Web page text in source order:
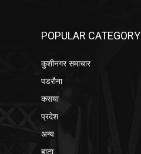
POPULAR CATEGORY
कुशीनगर समाचार
पडरौना
कसया
प्रदेश
अन्य
हाटा